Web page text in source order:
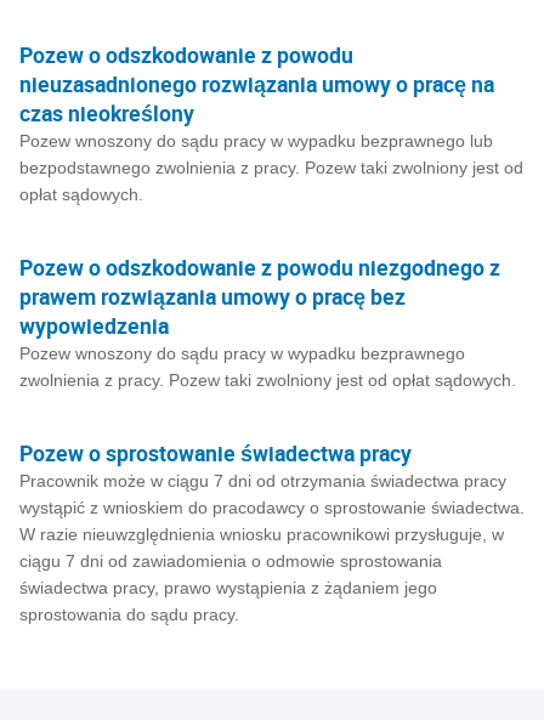
Pozew o odszkodowanie z powodu
nieuzasadnionego rozwiązania umowy o pracę na
czas nieokreślony
Pozew wnoszony do sądu pracy w wypadku bezprawnego lub
bezpodstawnego zwolnienia z pracy. Pozew taki zwolniony jest od
opłat sądowych.
Pozew o odszkodowanie z powodu niezgodnego z
prawem rozwiązania umowy o pracę bez
wypowiedzenia
Pozew wnoszony do sądu pracy w wypadku bezprawnego
zwolnienia z pracy. Pozew taki zwolniony jest od opłat sądowych.
Pozew o sprostowanie świadectwa pracy
Pracownik może w ciągu 7 dni od otrzymania świadectwa pracy
wystąpić z wnioskiem do pracodawcy o sprostowanie świadectwa.
W razie nieuwzględnienia wniosku pracownikowi przysługuje, w
ciągu 7 dni od zawiadomienia o odmowie sprostowania
świadectwa pracy, prawo wystąpienia z żądaniem jego
sprostowania do sądu pracy.